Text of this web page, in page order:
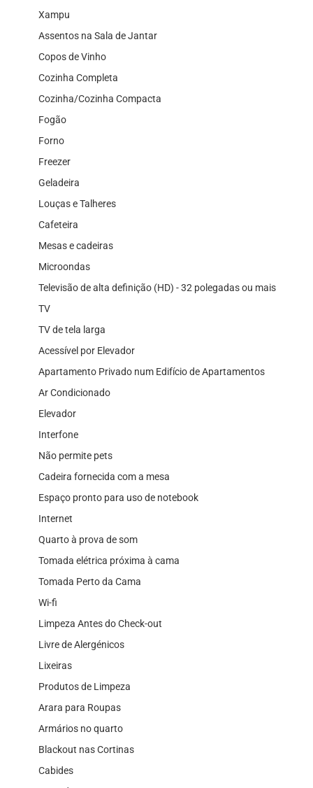
Xampu
Assentos na Sala de Jantar
Copos de Vinho
Cozinha Completa
Cozinha/Cozinha Compacta
Fogão
Forno
Freezer
Geladeira
Louças e Talheres
Cafeteira
Mesas e cadeiras
Microondas
Televisão de alta definição (HD) - 32 polegadas ou mais
TV
TV de tela larga
Acessível por Elevador
Apartamento Privado num Edifício de Apartamentos
Ar Condicionado
Elevador
Interfone
Não permite pets
Cadeira fornecida com a mesa
Espaço pronto para uso de notebook
Internet
Quarto à prova de som
Tomada elétrica próxima à cama
Tomada Perto da Cama
Wi-fi
Limpeza Antes do Check-out
Livre de Alergénicos
Lixeiras
Produtos de Limpeza
Arara para Roupas
Armários no quarto
Blackout nas Cortinas
Cabides